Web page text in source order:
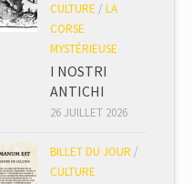
CULTURE / LA
CORSE
MYSTÉRIEUSE
I NOSTRI
ANTICHI
26 JUILLET 2026
BILLET DU JOUR /
CULTURE